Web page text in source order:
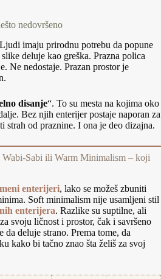
nedovršeno
imaju prirodnu potrebu da popune
deluje kao greška. Prazna polica
Ne nedostaje. Prazan prostor je
disanje“. To su mesta na kojima oko
Bez njih enterijer postaje naporan za
strah od praznine. I ona je deo dizajna.
Sabi ili Warm Minimalism – koji
enterijeri, lako se možeš zbuniti
Soft minimalism nije usamljeni stil
enterijera. Razlike su suptilne, ali
svoju ličnost i prostor, čak i savršeno
da deluje strano. Prema tome, da
kako bi tačno znao šta želiš za svoj